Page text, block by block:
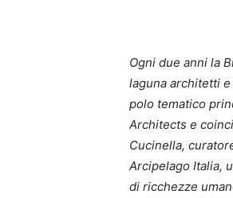
Ogni due anni la
laguna architetti
polo tematico
Architects e
Cucinella,
Arcipelago Italia,
di ricchezze